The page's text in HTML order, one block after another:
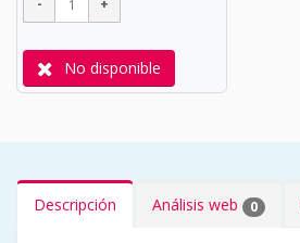
No disponible
Descripción Análisis web 0